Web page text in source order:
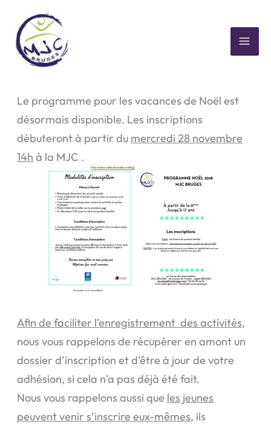
contenu
Programme Vacances de Noël
Le programme pour les vacances de Noël est
désormais disponible. Les inscriptions
débuteront à partir du mercredi 28 novembre
14h à la MJC .
Afin de faciliter l’enregistrement des activités,
nous vous rappelons de récupérer en amont un
dossier d’inscription et d’être à jour de votre
adhésion, si cela n’a pas déjà été fait.
Nous vous rappelons aussi que les jeunes
peuvent venir s’inscrire eux-mêmes, ils